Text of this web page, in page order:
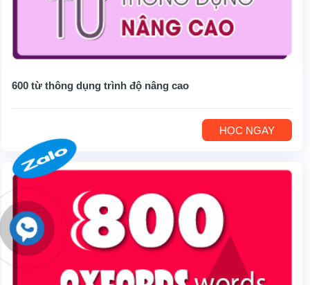
600 từ thông dụng trình độ nâng cao
HỌC NGAY